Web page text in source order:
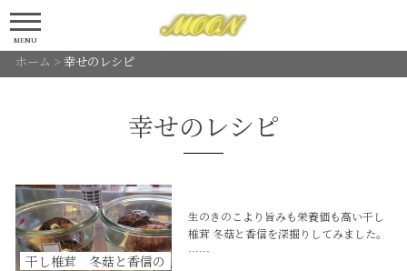
MENU
ホーム > 幸せのレシピ
幸せのレシピ
干し椎茸 冬菇と香信の
生のきのこより旨みも栄養価も高い干し
椎茸 冬菇と香信を深掘りしてみました。
……